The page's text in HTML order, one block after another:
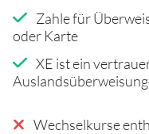
Zahle für
oder Karte
XE ist ein
Wechselkurse